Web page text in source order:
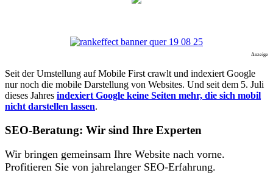
Anzeige
Seit der Umstellung auf Mobile First crawlt und indexiert Google
nur noch die mobile Darstellung von Websites. Und seit dem 5. Juli
dieses Jahres indexiert Google keine Seiten mehr, die sich mobil
nicht darstellen lassen.
SEO-Beratung: Wir sind Ihre Experten
Wir bringen gemeinsam Ihre Website nach vorne.
Profitieren Sie von jahrelanger SEO-Erfahrung.